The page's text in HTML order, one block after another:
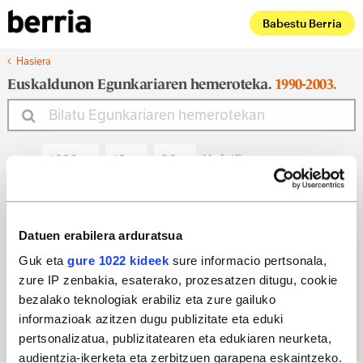
Datuen erabilera arduratsua
Guk eta gure 1022 kideek sure informacio pertsonala,
zure IP zenbakia, esaterako, prozesatzen ditugu, cookie
bezalako teknologiak erabiliz eta zure gailuko
informazioak azitzen dugu publizitate eta eduki
pertsonalizatua, publizitatearen eta edukiaren neurketa,
audientzia-ikerketa eta zerbitzuen garapena eskaintzeko.
Babestu Berria
Hasiera
Euskaldunon Egunkariaren hemeroteka. 1990-2003.
Noiztik
Noiz arte
Bilatu egun bateko edizioa